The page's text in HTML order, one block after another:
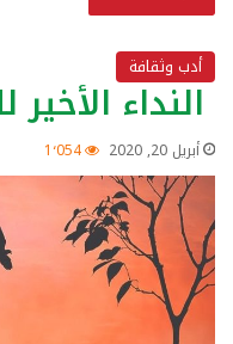
أدب وثقافة
النداء
أبريل 20, 2020 1٬054